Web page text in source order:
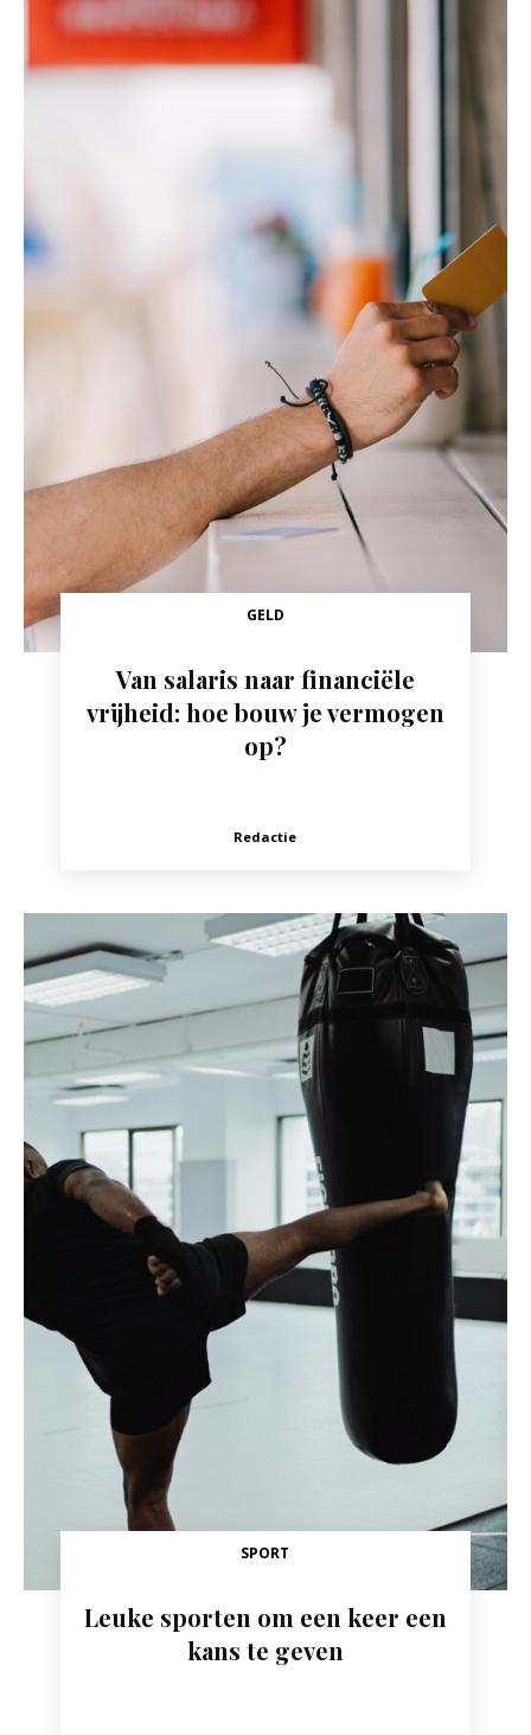
GELD
Van salaris naar financiële
vrijheid: hoe bouw je vermogen
op?
Redactie
SPORT
Leuke sporten om een keer een
kans te geven